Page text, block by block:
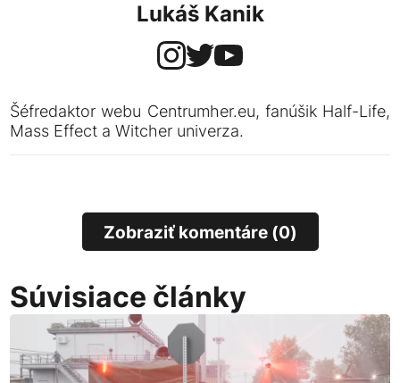
Lukáš Kanik
Šéfredaktor webu Centrumher.eu, fanúšik Half-Life,
Mass Effect a Witcher univerza.
Zobraziť komentáre (0)
Súvisiace články